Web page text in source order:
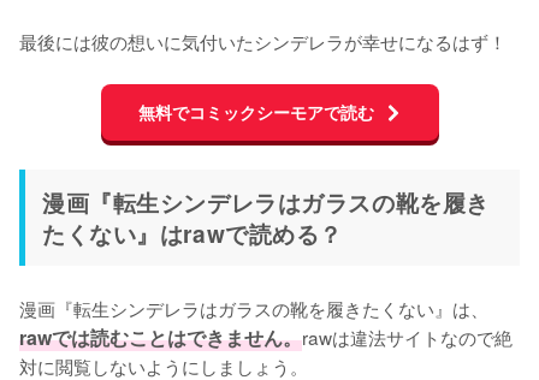
最後には彼の想いに気付いたシンデレラが幸せになるはず！
無料でコミックシーモアで読む
漫画『転生シンデレラはガラスの靴を履き
たくない』はrawで読める？
漫画『転生シンデレラはガラスの靴を履きたくない』は、
rawでは読むことはできません。rawは違法サイトなので絶
対に閲覧しないようにしましょう。